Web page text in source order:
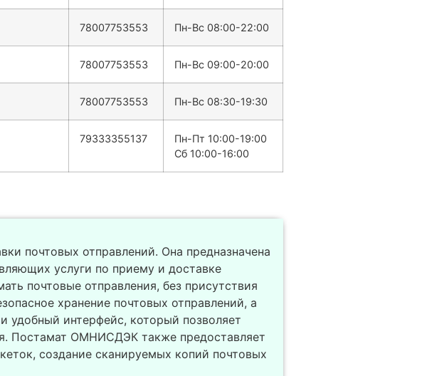
78007753553 Пн-Вс 08:00-22:00
78007753553 Пн-Вс 09:00-20:00
78007753553 Пн-Вс 08:30-19:30
79333355137
Пн-Пт 10:00-19:00
Сб 10:00-16:00
почтовых отправлений. Она предназначена
услуги по приему и доставке
почтовые отправления, без присутствия
хранение почтовых отправлений, а
удобный интерфейс, который позволяет
Постамат ОМНИСДЭК также предоставляет
создание сканируемых копий почтовых